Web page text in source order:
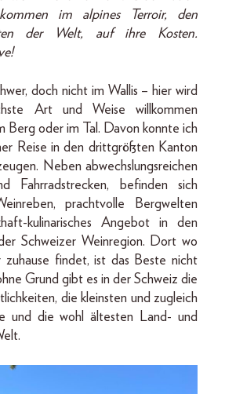
kommen im alpines Terroir, den
der Welt, auf ihre Kosten.
doch nicht im Wallis – hier wird
Art und Weise willkommen
Berg oder im Tal. Davon konnte ich
Reise in den drittgrößten Kanton
Neben abwechslungsreichen
Fahrradstrecken, befinden sich
prachtvolle Bergwelten
kulinarisches Angebot in den
Schweizer Weinregion. Dort wo
zuhause findet, ist das Beste nicht
Grund gibt es in der Schweiz die
die kleinsten und zugleich
und die wohl ältesten Land- und